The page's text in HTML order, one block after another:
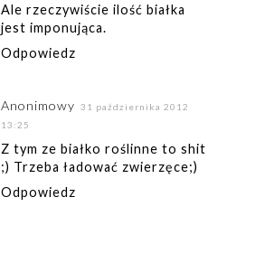
Ale rzeczywiście ilość białka
jest imponująca.
Odpowiedz
Anonimowy 31 października 2012
13:25
Z tym ze białko roślinne to shit
;) Trzeba ładować zwierzęce;)
Odpowiedz